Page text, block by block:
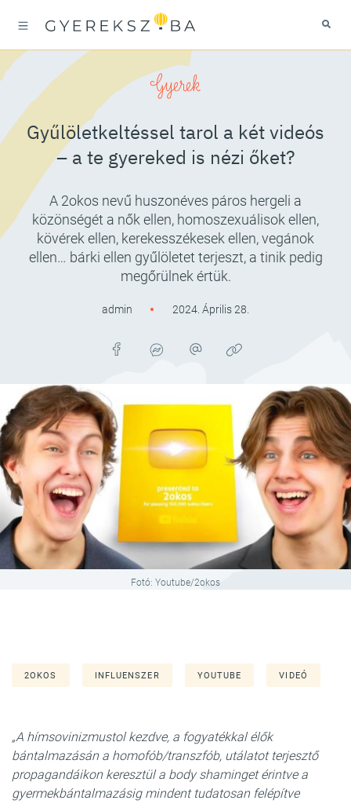
Gyerek
Gyűlöletkeltéssel tarol a két videós
– a te gyereked is nézi őket?
A 2okos nevű huszonéves páros hergeli a
közönségét a nők ellen, homoszexuálisok ellen,
kövérek ellen, kerekesszékesek ellen, vegánok
ellen… bárki ellen gyűlöletet terjeszt, a tinik pedig
megőrülnek értük.
admin 2024. Április 28.
Fotó: Youtube/2okos
2OKOS INFLUENSZER YOUTUBE VIDEÓ
„A hímsovinizmustol kezdve, a fogyatékkal élők
bántalmazásán a homofób/transzfób, utálatot terjesztő
propagandáikon keresztül a body shaminget érintve a
gyermekbántalmazásig mindent tudatosan felépítve